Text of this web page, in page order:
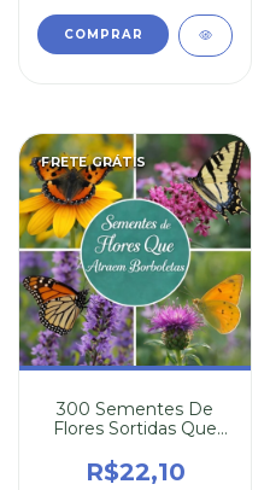
FRETE GRÁTIS
300 Sementes De
Flores Sortidas Que
R$22,10